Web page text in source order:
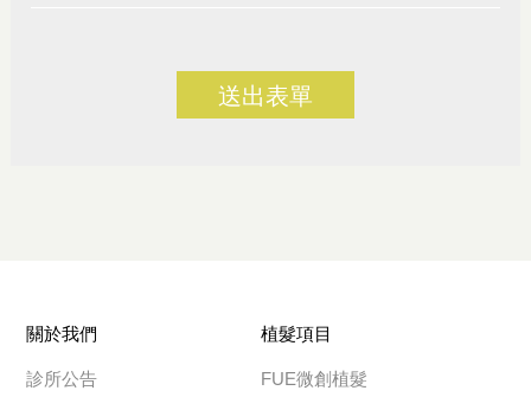
送出表單
關於我們
診所公告
植髮項目
FUE微創植髮